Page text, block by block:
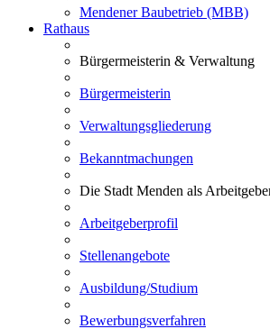
Mendener Baubetrieb (MBB)
Rathaus
Bürgermeisterin & Verwaltung
Bürgermeisterin
Verwaltungsgliederung
Bekanntmachungen
Die Stadt Menden als
Arbeitgeberprofil
Stellenangebote
Ausbildung/Studium
Bewerbungsverfahren